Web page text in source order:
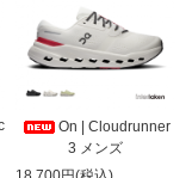
On | Cloudrunner
3 メンズ